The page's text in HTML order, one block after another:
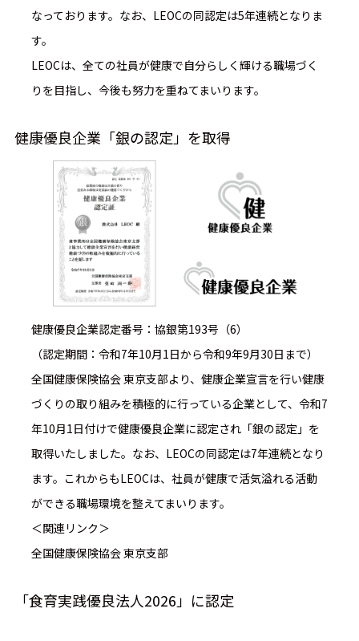
なっております。なお、LEOCの同認定は5年連続となりま
す。
LEOCは、全ての社員が健康で自分らしく輝ける職場づく
りを目指し、今後も努力を重ねてまいります。
健康優良企業「銀の認定」を取得
健康優良企業認定番号：協銀第193号（6）
（認定期間：令和7年10月1日から令和9年9月30日まで）
全国健康保険協会 東京支部より、健康企業宣言を行い健康
づくりの取り組みを積極的に行っている企業として、令和7
年10月1日付けで健康優良企業に認定され「銀の認定」を
取得いたしました。なお、LEOCの同認定は7年連続となり
ます。これからもLEOCは、社員が健康で活気溢れる活動
ができる職場環境を整えてまいります。
＜関連リンク＞
全国健康保険協会 東京支部
「食育実践優良法人2026」に認定